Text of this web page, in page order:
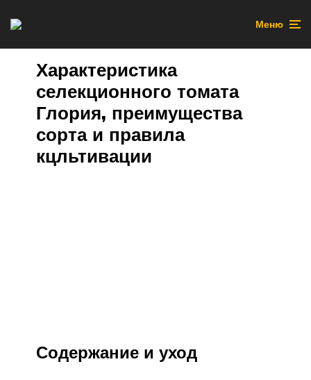
Меню
Характеристика
селекционного томата
Глория, преимущества
сорта и правила
кцльтивации
Содержание и уход